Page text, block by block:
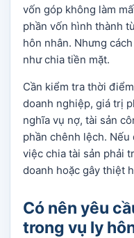
vốn góp không làm
phần vốn hình thành
hôn nhân. Nhưng
như chia tiền mặt.
Cần kiểm tra thời
doanh nghiệp, giá trị
nghĩa vụ nợ, tài sản
phần chênh lệch.
việc chia tài sản phải
doanh hoặc gây thiệt
Có nên yêu
trong vụ ly